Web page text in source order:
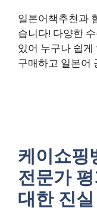
일본어책추천과
습니다! 다양한
있어 누구나 쉽
구매하고 일본어
케이쇼핑
전문가
대한 진